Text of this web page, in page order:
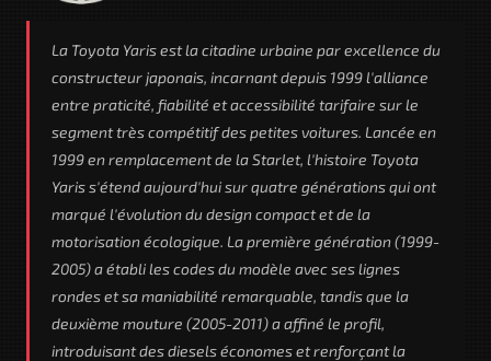
La Toyota Yaris est la citadine urbaine par excellence du
constructeur japonais, incarnant depuis 1999 l'alliance
entre praticité, fiabilité et accessibilité tarifaire sur le
segment très compétitif des petites voitures. Lancée en
1999 en remplacement de la Starlet, l'histoire Toyota
Yaris s'étend aujourd'hui sur quatre générations qui ont
marqué l'évolution du design compact et de la
motorisation écologique. La première génération (1999-
2005) a établi les codes du modèle avec ses lignes
rondes et sa maniabilité remarquable, tandis que la
deuxième mouture (2005-2011) a affiné le profil,
introduisant des diesels économes et renforçant la